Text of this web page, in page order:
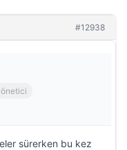
#12938
sürerken bu kez